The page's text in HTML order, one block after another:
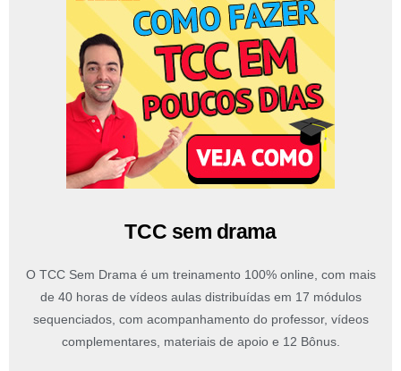
TCC sem drama
O TCC Sem Drama é um treinamento 100% online, com mais
de 40 horas de vídeos aulas distribuídas em 17 módulos
sequenciados, com acompanhamento do professor, vídeos
complementares, materiais de apoio e 12 Bônus.